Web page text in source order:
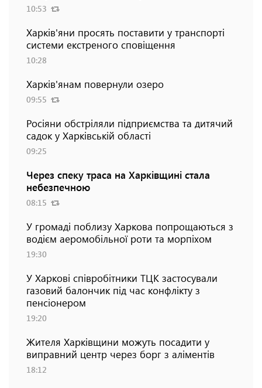
10:53
Харків'яни просять поставити у транспорті
системи екстреного сповіщення
10:28
Харків'янам повернули озеро
09:55
Росіяни обстріляли підприємства та дитячий
садок у Харківській області
09:25
Через спеку траса на Харківщині стала
небезпечною
08:15
У громаді поблизу Харкова попрощаються з
водієм аеромобільної роти та морпіхом
19:30
У Харкові співробітники ТЦК застосували
газовий балончик під час конфлікту з
пенсіонером
19:20
Жителя Харківщини можуть посадити у
виправний центр через борг з аліментів
18:12